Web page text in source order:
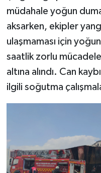
müdahale yoğun
aksarken, ekipler
ulaşmaması için
saatlik zorlu mücadele
altına alındı. Can
ilgili soğutma